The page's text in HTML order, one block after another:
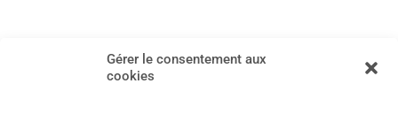
Gérer le consentement aux
cookies